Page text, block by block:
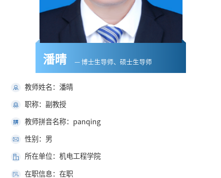
潘晴 — 博士生导师、硕士生导师
教师姓名：潘晴
职称：副教授
教师拼音名称：panqing
性别：男
所在单位：机电工程学院
在职信息：在职